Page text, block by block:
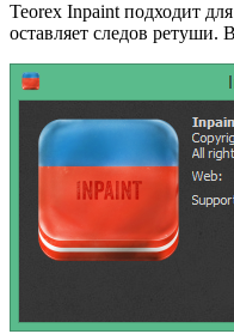
Teorex Inpaint подходит
оставляет следов ретуши.